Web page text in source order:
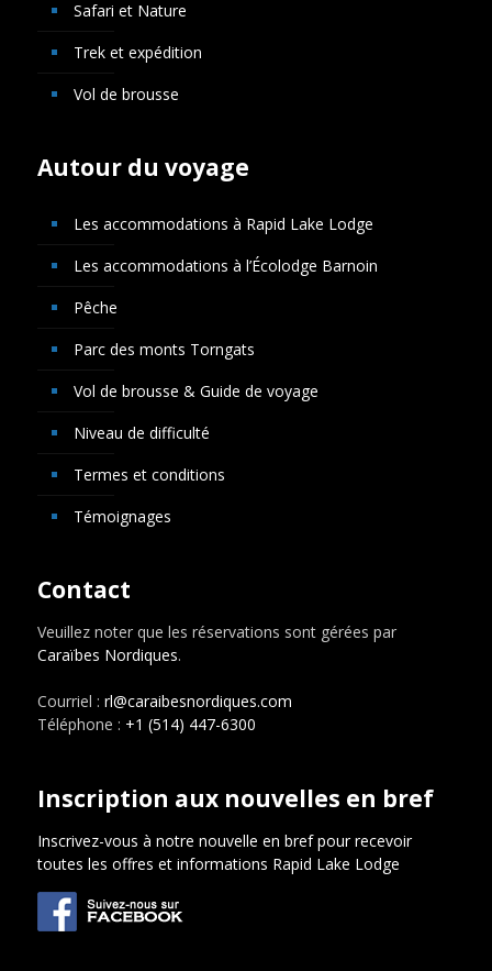
Safari et Nature
Trek et expédition
Vol de brousse
Autour du voyage
Les accommodations à Rapid Lake Lodge
Les accommodations à l’Écolodge Barnoin
Pêche
Parc des monts Torngats
Vol de brousse & Guide de voyage
Niveau de difficulté
Termes et conditions
Témoignages
Contact
Veuillez noter que les réservations sont gérées par
Caraïbes Nordiques.
Courriel : rl@caraibesnordiques.com
Téléphone : +1 (514) 447-6300
Inscription aux nouvelles en bref
Inscrivez-vous à notre nouvelle en bref pour recevoir
toutes les offres et informations Rapid Lake Lodge